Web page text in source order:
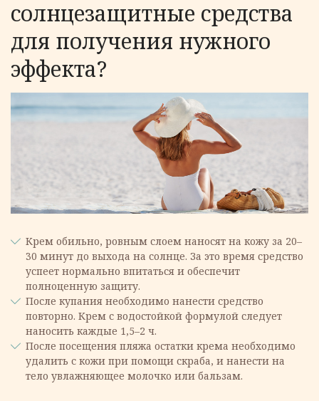
солнцезащитные средства
для получения нужного
эффекта?
Крем обильно, ровным слоем наносят на кожу за 20–
30 минут до выхода на солнце. За это время средство
успеет нормально впитаться и обеспечит
полноценную защиту.
После купания необходимо нанести средство
повторно. Крем с водостойкой формулой следует
наносить каждые 1,5–2 ч.
После посещения пляжа остатки крема необходимо
удалить с кожи при помощи скраба, и нанести на
тело увлажняющее молочко или бальзам.